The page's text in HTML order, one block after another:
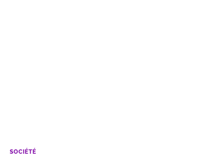
SOCIÉTÉ